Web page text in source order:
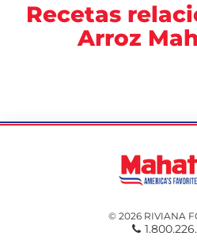
Recetas
Arroz
© 2026 RIVIANA